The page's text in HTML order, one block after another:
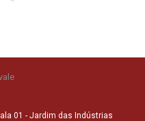
01 - Jardim das Indústrias